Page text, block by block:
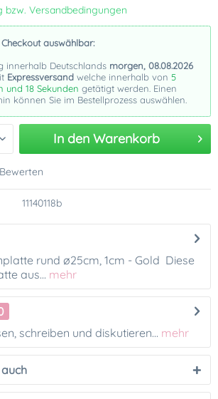
bzw. Versandbedingungen
auswählbar:
innerhalb Deutschlands morgen, 08.08.2026
Expressversand welche innerhalb von 5
und 18 Sekunden getätigt werden. Einen
können Sie im Bestellprozess auswählen.
In den Warenkorb
Bewerten
11140118b
rund ø25cm, 1cm - Gold Diese
aus... mehr
schreiben und diskutieren... mehr